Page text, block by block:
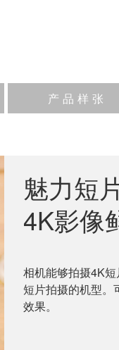
产品样张
魅力短
4K影像
相机能够拍摄4K
短片拍摄的机型。
效果。